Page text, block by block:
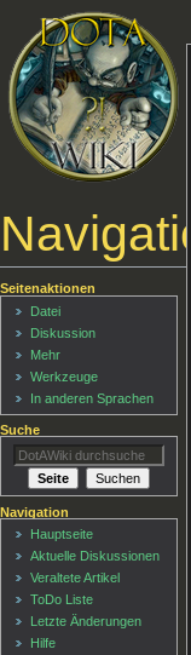
Seitenaktionen
Datei
Diskussion
Mehr
Werkzeuge
In anderen Sprachen
Suche
Navigation
Hauptseite
Aktuelle Diskussionen
Veraltete Artikel
ToDo Liste
Letzte Änderungen
Hilfe